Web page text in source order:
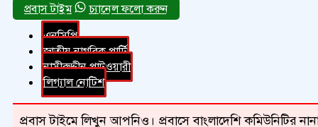
চ্যানেল ফলো করুন
এনসিপি
জাতীয় নাগরিক পার্টি
নাসীরুদ্দীন পাটওয়ারী
লিগ্যাল নোটিশ
প্রবাস টাইমে লিখুন আপনিও। প্রবাসে বাংলাদেশি কমিউনিটির